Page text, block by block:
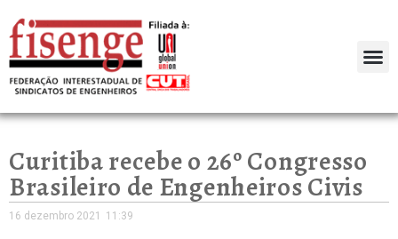
Curitiba recebe o 26º Congresso
Brasileiro de Engenheiros Civis
16 dezembro 2021 11:39